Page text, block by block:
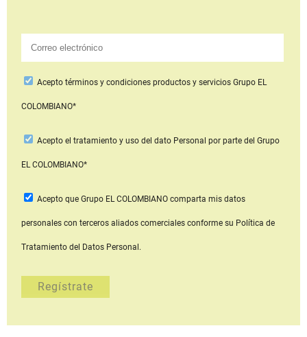
Aceptotérminos y condiciones productos y serviciosGrupo EL
COLOMBIANO*
Acepto el tratamiento y uso del dato Personal por parte del Grupo
EL COLOMBIANO*
Acepto que Grupo EL COLOMBIANOcomparta mis datos
personales con terceros aliados comerciales conforme su Política de
Tratamiento del Datos Personal.